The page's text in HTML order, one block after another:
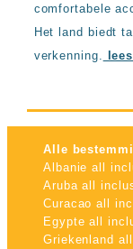
comfortabele
Het land biedt
verkenning.
Alle
Albanie all
Aruba all
Curacao all
Egypte all
Griekenland